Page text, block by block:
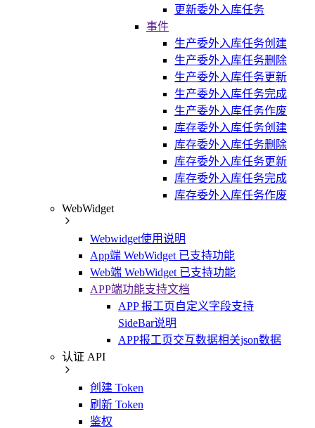
更新委外入库任务
事件
生产委外入库任务创建
生产委外入库任务删除
生产委外入库任务更新
生产委外入库任务完成
生产委外入库任务作废
库存委外入库任务创建
库存委外入库任务删除
库存委外入库任务更新
库存委外入库任务完成
库存委外入库任务作废
WebWidget
Webwidget使用说明
App端 WebWidget 已支持功能
Web端 WebWidget 已支持功能
APP端功能支持文档
APP 报工页自定义字段支持
SideBar说明
APP报工页交互数据相关json数据
认证 API
创建 Token
刷新 Token
鉴权